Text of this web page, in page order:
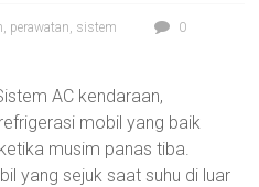
, perawatan, sistem
0
AC kendaraan,
mobil yang baik
musim panas tiba.
yang sejuk saat suhu di luar